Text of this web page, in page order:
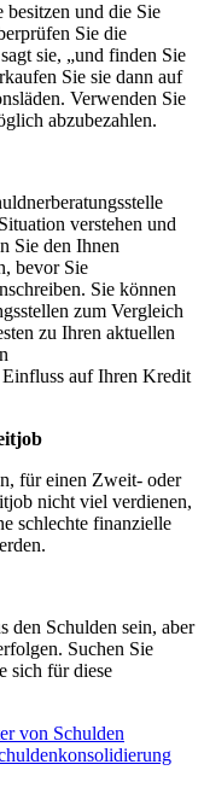
besitzen und die Sie
Sie die
sie, „und finden Sie
Sie sie dann auf
Verwenden Sie
abzubezahlen.
verstehen und
Sie den Ihnen
bevor Sie
Sie können
zum Vergleich
zu Ihren aktuellen
Einfluss auf Ihren Kredit
für einen Zweit- oder
nicht viel verdienen,
schlechte finanzielle
den Schulden sein, aber
Suchen Sie
sich für diese
von Schulden